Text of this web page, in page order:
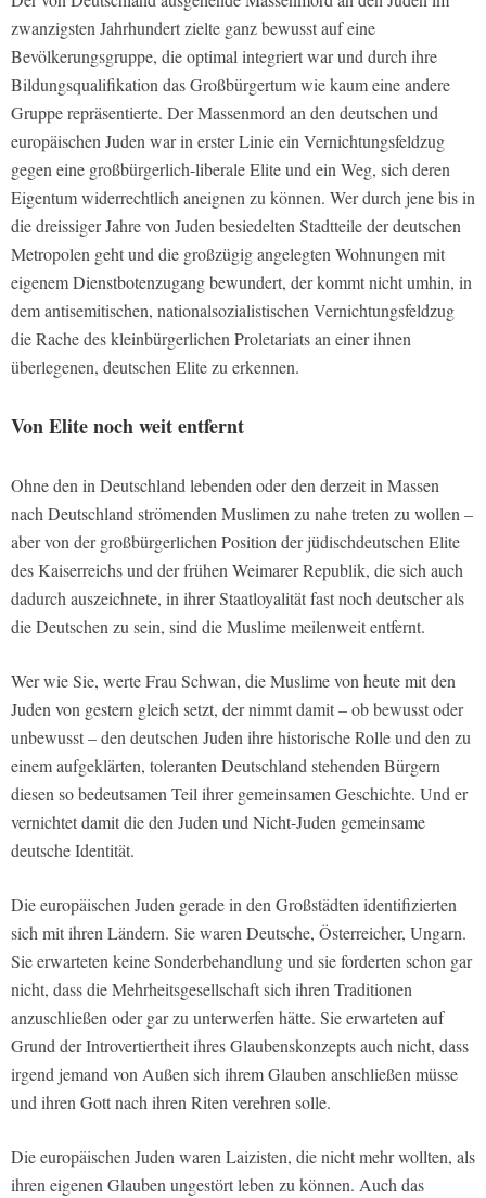
zwanzigsten Jahrhundert zielte ganz bewusst auf eine
Bevölkerungsgruppe, die optimal integriert war und durch ihre
Bildungsqualifikation das Großbürgertum wie kaum eine andere
Gruppe repräsentierte. Der Massenmord an den deutschen und
europäischen Juden war in erster Linie ein Vernichtungsfeldzug
gegen eine großbürgerlich-liberale Elite und ein Weg, sich deren
Eigentum widerrechtlich aneignen zu können. Wer durch jene bis in
die dreissiger Jahre von Juden besiedelten Stadtteile der deutschen
Metropolen geht und die großzügig angelegten Wohnungen mit
eigenem Dienstbotenzugang bewundert, der kommt nicht umhin, in
dem antisemitischen, nationalsozialistischen Vernichtungsfeldzug
die Rache des kleinbürgerlichen Proletariats an einer ihnen
überlegenen, deutschen Elite zu erkennen.
Von Elite noch weit entfernt
Ohne den in Deutschland lebenden oder den derzeit in Massen
nach Deutschland strömenden Muslimen zu nahe treten zu wollen –
aber von der großbürgerlichen Position der jüdischdeutschen Elite
des Kaiserreichs und der frühen Weimarer Republik, die sich auch
dadurch auszeichnete, in ihrer Staatloyalität fast noch deutscher als
die Deutschen zu sein, sind die Muslime meilenweit entfernt.
Wer wie Sie, werte Frau Schwan, die Muslime von heute mit den
Juden von gestern gleich setzt, der nimmt damit – ob bewusst oder
unbewusst – den deutschen Juden ihre historische Rolle und den zu
einem aufgeklärten, toleranten Deutschland stehenden Bürgern
diesen so bedeutsamen Teil ihrer gemeinsamen Geschichte. Und er
vernichtet damit die den Juden und Nicht-Juden gemeinsame
deutsche Identität.
Die europäischen Juden gerade in den Großstädten identifizierten
sich mit ihren Ländern. Sie waren Deutsche, Österreicher, Ungarn.
Sie erwarteten keine Sonderbehandlung und sie forderten schon gar
nicht, dass die Mehrheitsgesellschaft sich ihren Traditionen
anzuschließen oder gar zu unterwerfen hätte. Sie erwarteten auf
Grund der Introvertiertheit ihres Glaubenskonzepts auch nicht, dass
irgend jemand von Außen sich ihrem Glauben anschließen müsse
und ihren Gott nach ihren Riten verehren solle.
Die europäischen Juden waren Laizisten, die nicht mehr wollten, als
ihren eigenen Glauben ungestört leben zu können. Auch das